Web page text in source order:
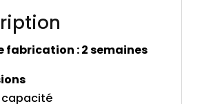
fabrication : 2 semaines
capacité